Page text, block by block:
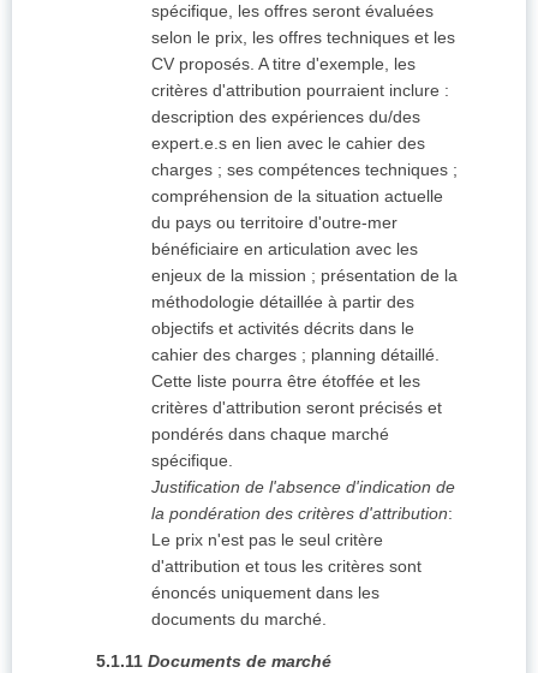
spécifique, les offres seront évaluées
selon le prix, les offres techniques et les
CV proposés. A titre d'exemple, les
critères d'attribution pourraient inclure :
description des expériences du/des
expert.e.s en lien avec le cahier des
charges ; ses compétences techniques ;
compréhension de la situation actuelle
du pays ou territoire d'outre-mer
bénéficiaire en articulation avec les
enjeux de la mission ; présentation de la
méthodologie détaillée à partir des
objectifs et activités décrits dans le
cahier des charges ; planning détaillé.
Cette liste pourra être étoffée et les
critères d'attribution seront précisés et
pondérés dans chaque marché
spécifique.
Justification de l'absence d'indication de
la pondération des critères d'attribution:
Le prix n'est pas le seul critère
d'attribution et tous les critères sont
énoncés uniquement dans les
documents du marché.
5.1.11 Documents de marché